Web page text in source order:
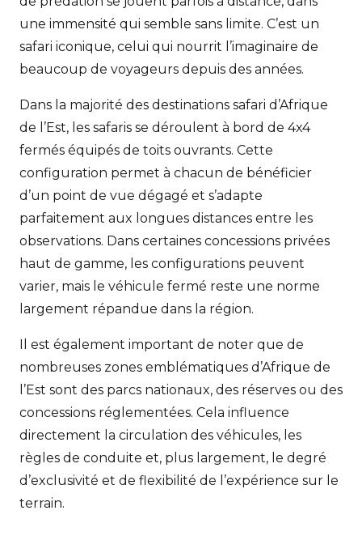
une immensité qui semble sans limite. C’est un
safari iconique, celui qui nourrit l’imaginaire de
beaucoup de voyageurs depuis des années.
Dans la majorité des destinations safari d’Afrique
de l’Est, les safaris se déroulent à bord de 4x4
fermés équipés de toits ouvrants. Cette
configuration permet à chacun de bénéficier
d’un point de vue dégagé et s’adapte
parfaitement aux longues distances entre les
observations. Dans certaines concessions privées
haut de gamme, les configurations peuvent
varier, mais le véhicule fermé reste une norme
largement répandue dans la région.
Il est également important de noter que de
nombreuses zones emblématiques d’Afrique de
l’Est sont des parcs nationaux, des réserves ou des
concessions réglementées. Cela influence
directement la circulation des véhicules, les
règles de conduite et, plus largement, le degré
d’exclusivité et de flexibilité de l’expérience sur le
terrain.